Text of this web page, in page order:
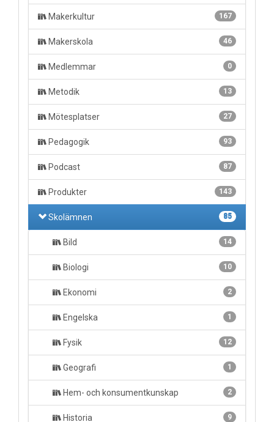
167
Makerkultur
46
Makerskola
0
Medlemmar
13
Metodik
27
Mötesplatser
93
Pedagogik
87
Podcast
143
Produkter
85
Skolämnen
14
Bild
10
Biologi
2
Ekonomi
1
Engelska
12
Fysik
1
Geografi
2
Hem- och konsumentkunskap
9
Historia